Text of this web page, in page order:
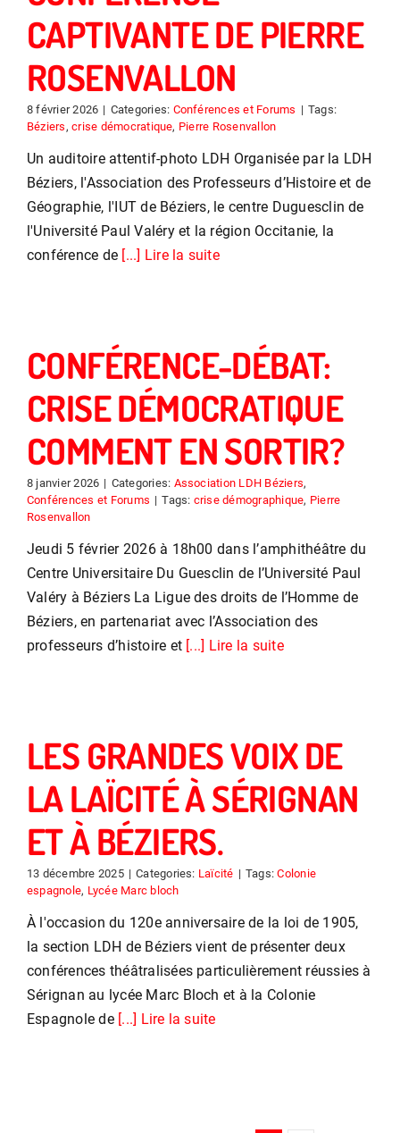
CAPTIVANTE DE PIERRE
ROSENVALLON
8 février 2026 | Categories: Conférences et Forums | Tags:
Béziers,crise démocratique, Pierre Rosenvallon
Un auditoire attentif-photo LDH Organisée par la LDH
Béziers, l'Association des Professeurs d’Histoire et de
Géographie, l'IUT de Béziers, le centre Duguesclin de
l'Université Paul Valéry et la région Occitanie, la
conférence de [...] Lire la suite
CONFÉRENCE-DÉBAT:
CRISE DÉMOCRATIQUE
COMMENT EN SORTIR?
8 janvier 2026 | Categories: Association LDH Béziers,
Conférences et Forums | Tags: crise démographique, Pierre
Rosenvallon
Jeudi 5 février 2026 à 18h00 dans l’amphithéâtre du
Centre Universitaire Du Guesclin de l’Université Paul
Valéry à Béziers La Ligue des droits de l’Homme de
Béziers, en partenariat avec l’Association des
professeurs d’histoire et [...] Lire la suite
LES GRANDES VOIX DE
LA LAÏCITÉ À SÉRIGNAN
ET À BÉZIERS.
13 décembre 2025 | Categories: Laïcité | Tags:Colonie
espagnole, Lycée Marc bloch
À l'occasion du 120e anniversaire de la loi de 1905,
la section LDH de Béziers vient de présenter deux
conférences théâtralisées particulièrement réussies à
Sérignan au lycée Marc Bloch et à la Colonie
Espagnole de[...] Lire la suite